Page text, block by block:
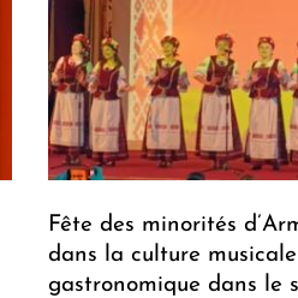
Fête des minorités
dans la culture
gastronomique dans le